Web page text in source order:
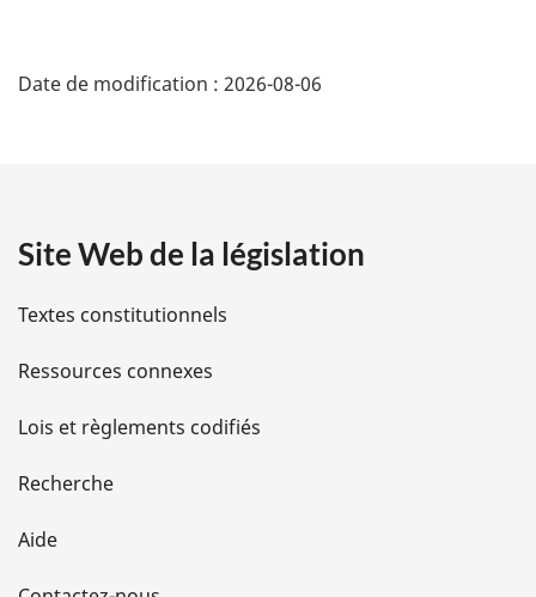
les
programmes
et
des
du
des
extérieures
des
é
i
l
s
d
e
l
Date de modification : 2026-08-06
Site Web de la législation
Textes constitutionnels
Ressources connexes
Lois et règlements codifiés
Recherche
Aide